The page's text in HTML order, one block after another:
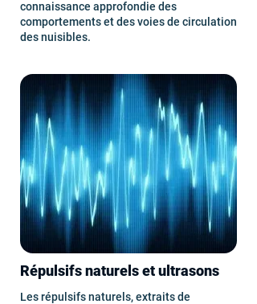
connaissance approfondie des
comportements et des voies de circulation
des nuisibles.
Répulsifs naturels et ultrasons
Les répulsifs naturels, extraits de